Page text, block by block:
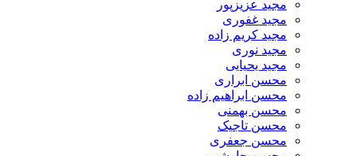
مجید عزیزپور
مجید غفوری
مجید کریم زاده
مجید نوری
مجید یحیایی
محسن ابراری
محسن ابراهیم زاده
محسن بهمنی
محسن تاجیک
محسن جعفری